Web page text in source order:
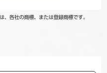
各社の商標、または登録商標です。